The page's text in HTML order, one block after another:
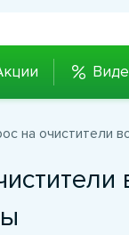
на очистители